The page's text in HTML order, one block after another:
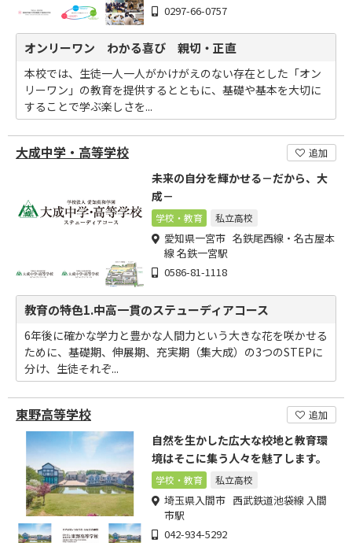
0297-66-0757
オンリーワン わかる喜び 親切・正直
本校では、生徒一人一人がかけがえのない存在とした「オン
リーワン」の教育を提供するとともに、基礎や基本を大切に
することで学ぶ楽しさを...
大成中学・高等学校 追加
未来の自分を輝かせる－だから、大
成－
学校・教育 私立高校
愛知県一宮市 名鉄尾西線・名古屋本
線 名鉄一宮駅
0586-81-1118
教育の特色1.中高一貫のステューディアコース
6年後に確かな学力と豊かな人間力という大きな花を咲かせる
ために、基礎期、伸展期、充実期（集大成）の3つのSTEPに
分け、生徒それぞ...
東野高等学校 追加
自然を生かした広大な校地と教育環
境はそこに集う人々を魅了します。
学校・教育 私立高校
埼玉県入間市 西武鉄道池袋線 入間
市駅
042-934-5292